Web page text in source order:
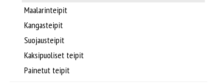
Kartonkituotteet
Tarrat ja laput
Maalarinteipit
Kangasteipit
Suojausteipit
Kaksipuoliset teipit
Painetut teipit